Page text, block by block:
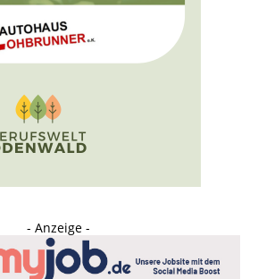
- Anzeige -